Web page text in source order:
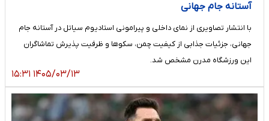
آستانه جام جهانی
با انتشار تصاویری از نمای داخلی و پیرامونی استادیوم سیاتل در آستانه جام
جهانی، جزئیات جذابی از کیفیت چمن، سکوها و ظرفیت پذیرش تماشاگران
این ورزشگاه مدرن مشخص شد.
۱۴۰۵/۰۳/۱۳ ۱۵:۳۱